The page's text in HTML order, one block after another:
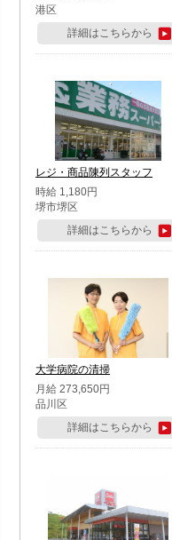
港区
詳細はこちらから
レジ・商品陳列スタッフ
時給 1,180円
堺市堺区
詳細はこちらから
大学病院の清掃
月給 273,650円
品川区
詳細はこちらから